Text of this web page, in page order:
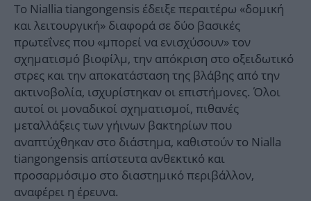
Το Niallia tiangongensis έδειξε περαιτέρω «δομική
και λειτουργική» διαφορά σε δύο βασικές
πρωτεΐνες που «μπορεί να ενισχύσουν» τον
σχηματισμό βιοφίλμ, την απόκριση στο οξειδωτικό
στρες και την αποκατάσταση της βλάβης από την
ακτινοβολία, ισχυρίστηκαν οι επιστήμονες. Όλοι
αυτοί οι μοναδικοί σχηματισμοί, πιθανές
μεταλλάξεις των γήινων βακτηρίων που
αναπτύχθηκαν στο διάστημα, καθιστούν το Nialla
tiangongensis απίστευτα ανθεκτικό και
προσαρμόσιμο στο διαστημικό περιβάλλον,
αναφέρει η έρευνα.